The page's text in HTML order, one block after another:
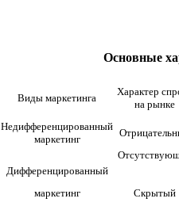
Основные
Виды маркетинга
Характер
на рынке
Недифференцированный
маркетинг
Дифференцированный
маркетинг Скрытый